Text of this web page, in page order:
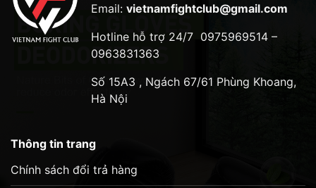
Email: vietnamfightclub@gmail.com
Hotline hỗ trợ 24/7 0975969514 –
0963831363
Số 15A3 , Ngách 67/61 Phùng Khoang,
Hà Nội
Thông tin trang
Chính sách đổi trả hàng